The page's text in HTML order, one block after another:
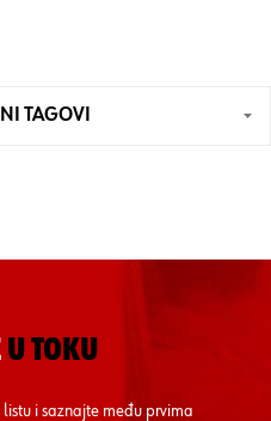
TAGOVI
U TOKU
i saznajte među prvima